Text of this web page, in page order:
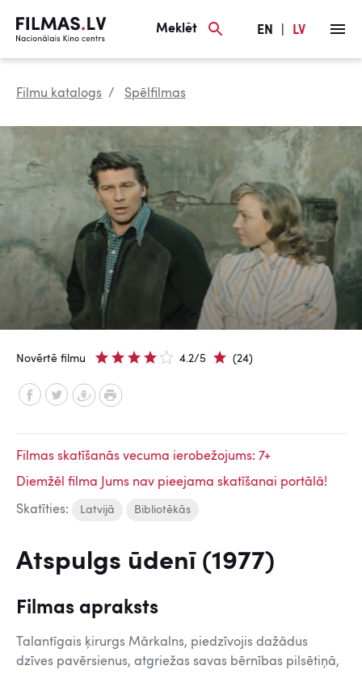
Meklēt EN LV
Filmu katalogs Spēlfilmas
Novērtē filmu 4.2/5 (24)
Filmas skatīšanās vecuma ierobežojums: 7+
Diemžēl filma Jums nav pieejama skatīšanai portālā!
Skatīties: Latvijā Bibliotēkās
Atspulgs ūdenī (1977)
Filmas apraksts
Talantīgais ķirurgs Mārkalns, piedzīvojis dažādus
dzīves pavērsienus, atgriežas savas bērnības pilsētiņā,